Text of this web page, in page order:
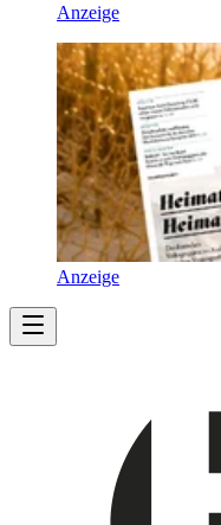
Anzeige
Anzeige